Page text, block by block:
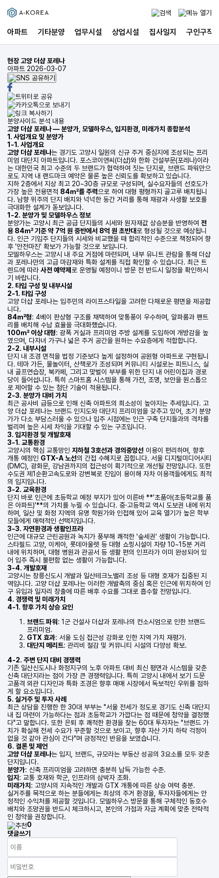
아파트 기타분양 업무시설 상업시설 집사일지 구인구직
현장고양 더샵 포레나
아파트 2026-03-07
분양사이드 분석 내용
고양 더샵 포레나 — 분양가, 모델하우스, 입지환경, 미래가치 종합분석
1. 사업개요 및 분양가
1-1. 사업개요
고양 더샵 포레나는 경기도 고양시 일원의 신규 주거 중심지에 조성되는 프리
미엄 대단지 아파트입니다. 포스코이앤씨(더샵)와 한화 건설부문(포레나)이라
는 대한민국 최고 수준의 두 브랜드가 협력하여 짓는 단지로, 브랜드 파워만으
로도 지역 내 랜드마크 예약은 물론 높은 신뢰도를 확보하고 있습니다.
지하 2층에서 지상 최고 20~30층 규모로 구성되며, 실수요자들의 선호도가
가장 높은 전용면적 84㎡를 주력으로 하여 대형 평형까지 골고루 배치됩니
다. 남향 위주의 단지 배치와 넉넉한 동간 거리를 통해 채광과 사생활 보호를
극대화한 설계가 돋보입니다.
1-2. 분양가 및 모델하우스 정보
분양가는 고양시 최근 공급 단지들의 시세와 원자재값 상승분을 반영하여 전
용 84㎡ 기준 약 7억 원 중반에서 8억 원 초반대로 형성될 것으로 예상됩니
다. 인근 기입주 단지들의 시세와 비교했을 때 합리적인 수준으로 책정되어 향
후 '안전마진' 확보가 가능할 것으로 보입니다.
모델하우스는 고양시 내 주요 거점에 마련되며, 내부 유니트 관람을 통해 더샵
과 포레나만의 고급 마감재와 특화 설계를 직접 확인할 수 있습니다. 최근 트
렌드에 따라 사전 예약제 로 운영될 예정이니 방문 전 반드시 일정을 확인하시
기 바랍니다.
2. 타입 구성 및 내부시설
2-1. 타입 구성
고양 더샵 포레나는 입주민의 라이프스타일을 고려한 다채로운 평면을 제공합
니다.
84㎡형: 4베이 판상형 구조를 채택하여 맞통풍이 우수하며, 알파룸과 팬트
리를 배치해 수납 효율을 극대화했습니다.
100㎡ 이상 대형: 광폭 거실과 프리미엄 주방 설계를 도입하여 개방감을 높
였으며, 다자녀 가구나 넓은 주거 공간을 원하는 수요층에게 적합합니다.
2-2. 내부시설
단지 내 조경 면적을 법정 기준보다 높게 설정하여 공원형 아파트로 구현됩니
다. 테마 가든, 물놀이터, 산책로가 조성되며 커뮤니티 시설로는 피트니스, 실
내 골프연습장, 북카페, 그리고 맞벌이 부부를 위한 단지 내 어린이집과 경로
당이 들어섭니다. 특히 스마트홈 시스템을 통해 가전, 조명, 보안을 원스톱으
로 제어할 수 있는 첨단 기술이 적용됩니다.
2-3. 분양가 대비 가치
최근 공사비 급등으로 인해 신축 아파트의 희소성이 높아지는 추세입니다. 고
양 더샵 포레나는 브랜드 인지도와 대단지 프리미엄을 갖추고 있어, 초기 분양
가가 다소 부담스러울 수 있으나 입주 시점에는 인근 구축 단지들과의 격차를
벌리며 높은 시세 차익을 기대할 수 있는 구조입니다.
3. 입지환경 및 개발호재
3-1. 교통환경
고양시의 핵심 교통망인 지하철 3호선과 경의중앙선 이용이 편리하며, 향후
개통 예정인 GTX-A 노선의 간접 수혜지로 꼽힙니다. 서울 디지털미디어시티
(DMC), 광화문, 강남권까지의 접근성이 획기적으로 개선될 전망입니다. 또한
수도권 제1순환고속도로와 강변북로 진입이 용이해 자차 이용객들에게도 최적
의 입지입니다.
3-2. 교육환경
단지 바로 인근에 초등학교 예정 부지가 있어 이른바 **'초품아(초등학교를 품
은 아파트)'**의 가치를 누릴 수 있습니다. 중·고등학교 역시 도보권 내에 위치
하며, 일산 및 화정 지역의 유명 학원가와 인접해 있어 교육 열기가 높은 학부
모들에게 매력적인 선택지입니다.
3-3. 자연환경과 생활인프라
인근에 대규모 근린공원과 녹지가 풍부해 쾌적한 '숲세권' 생활이 가능합니다.
스타필드 고양, 이케아, 롯데아울렛 등 대형 쇼핑시설이 차량 10~15분 거리
내에 위치하며, 대형 병원과 관공서 등 생활 편의 인프라가 이미 완성되어 있
어 입주 즉시 불편함 없는 생활이 가능합니다.
3-4. 개발호재
고양시는 창릉신도시 개발과 일산테크노밸리 조성 등 대형 호재가 집중된 지
역입니다. 고양 더샵 포레나는 이러한 개발축의 중심 혹은 인근에 위치하여 인
구 유입과 일자리 창출에 따른 배후 수요를 그대로 흡수할 전망입니다.
4. 경쟁력 및 미래가치
4-1. 향후 가치 상승 요인
브랜드 파워: 1군 건설사 더샵과 포레나의 컨소시엄으로 인한 브랜드
프리미엄.
GTX 효과: 서울 도심 접근성 강화로 인한 지역 가치 재평가.
대단지 메리트: 관리비 절감 및 커뮤니티 시설의 다양성 확보.
4-2. 주변 단지 대비 경쟁력
기존 일산신도시나 화정지구의 노후 아파트 대비 최신 평면과 시스템을 갖춘
신축 대단지라는 점이 가장 큰 경쟁력입니다. 특히 고양시 내에서 보기 드문
고품격 외관 디자인과 특화 조경은 향후 매매 시장에서 독보적인 우위를 점하
게 할 요소입니다.
5. 실거주 및 투자 사례
최근 상담을 진행한 한 30대 부부는 "서울 전세가 정도로 경기도 신축 대단지
내 집 마련이 가능하다는 점과 초등학교가 가깝다는 점 때문에 청약을 결정했
다"고 말합니다. 또한 은퇴 후 쾌적한 환경을 찾는 60대 투자자는 "브랜드 가
치가 확실해 전세 수요가 꾸준할 것으로 보이고, 향후 자산 가치 하락 걱정이
없을 것 같아 관심이 간다"며 긍정적인 반응을 보였습니다.
6. 결론 및 제언
고양 더샵 포레나는 입지, 브랜드, 규모라는 부동산 성공의 3요소를 모두 갖춘
단지입니다.
분양가: 신축 프리미엄을 고려하면 충분히 납득 가능한 수준.
입지 : 교통 호재와 학군, 인프라의 삼박자 조화.
미래가치 : 고양시의 지속적인 개발과 GTX 개통에 따른 상승 여력 충분.
실거주를 목적으로 하는 분들에게는 최상의 주거 환경을, 투자자들에게는 안
정적인 수익처를 제공할 것입니다. 모델하우스 방문을 통해 구체적인 동호수
배치와 조망권을 반드시 체크하시고, 본인의 가점과 자금 계획에 맞춘 전략적
인 청약을 권장합니다.
0
댓글쓰기